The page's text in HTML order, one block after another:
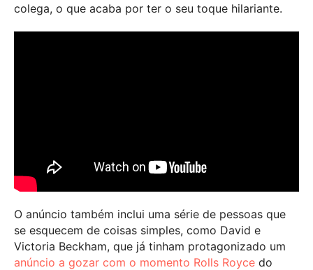
colega, o que acaba por ter o seu toque hilariante.
O anúncio também inclui uma série de pessoas que
se esquecem de coisas simples, como David e
Victoria Beckham, que já tinham protagonizado um
anúncio a gozar com o momento Rolls Royce do